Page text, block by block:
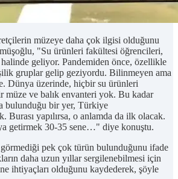
müzeye daha çok ilgisi olduğunu
"Su ürünleri fakültesi öğrencileri,
geliyor. Pandemiden önce, özellikle
gruplar gelip geziyordu. Bilinmeyen ama
Dünya üzerinde, hiçbir su ürünleri
müze ve balık envanteri yok. Bu kadar
bulunduğu bir yer, Türkiye
Burası yapılırsa, o anlamda da ilk olacak.
getirmek 30-35 sene…" diye konuştu.
pek çok türün bulunduğunu ifade
daha uzun yıllar sergilenebilmesi için
ihtiyaçları olduğunu kaydederek, şöyle